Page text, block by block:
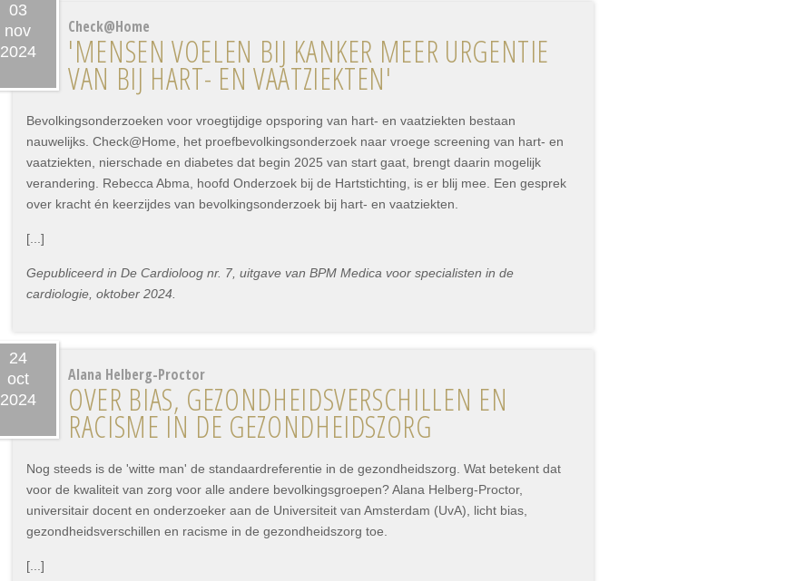
03
nov
2024
Check@Home
'MENSEN VOELEN BIJ KANKER MEER URGENTIE
VAN BIJ HART- EN VAATZIEKTEN'
Bevolkingsonderzoeken voor vroegtijdige opsporing van hart- en vaatziekten bestaan
nauwelijks. Check@Home, het proefbevolkingsonderzoek naar vroege screening van hart- en
vaatziekten, nierschade en diabetes dat begin 2025 van start gaat, brengt daarin mogelijk
verandering. Rebecca Abma, hoofd Onderzoek bij de Hartstichting, is er blij mee. Een gesprek
over kracht én keerzijdes van bevolkingsonderzoek bij hart- en vaatziekten.
[...]
Gepubliceerd in De Cardioloog nr. 7, uitgave van BPM Medica voor specialisten in de
cardiologie, oktober 2024.
24
oct
2024
Alana Helberg-Proctor
OVER BIAS, GEZONDHEIDSVERSCHILLEN EN
RACISME IN DE GEZONDHEIDSZORG
Nog steeds is de 'witte man' de standaardreferentie in de gezondheidszorg. Wat betekent dat
voor de kwaliteit van zorg voor alle andere bevolkingsgroepen? Alana Helberg-Proctor,
universitair docent en onderzoeker aan de Universiteit van Amsterdam (UvA), licht bias,
gezondheidsverschillen en racisme in de gezondheidszorg toe.
[...]